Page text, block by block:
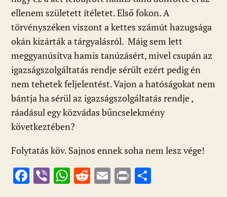
ellenem született ítéletet. Első fokon. A
törvényszéken viszont a kettes számút hazugsága
okán kizárták a tárgyalásról. Máig sem lett
meggyanúsítva hamis tanúzásért, mivel csupán az
igazságszolgáltatás rendje sérült ezért pedig én
nem tehetek feljelentést. Vajon a hatóságokat nem
bántja ha sérül az igazságszolgáltatás rendje ,
ráadásul egy közvádas bűncselekmény
következtében?
Folytatás köv. Sajnos ennek soha nem lesz vége!
F Vi W R E Pr